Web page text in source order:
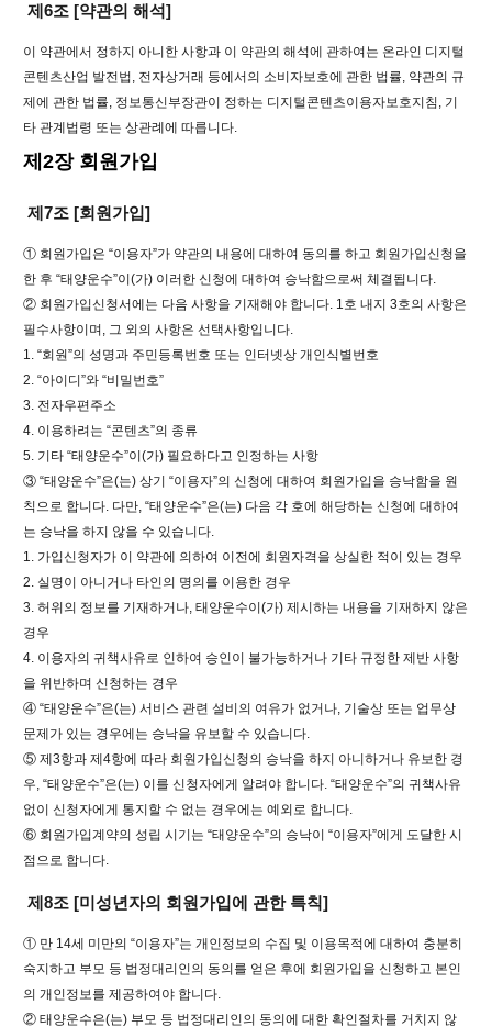
제6조 [약관의 해석]
이 약관에서 정하지 아니한 사항과 이 약관의 해석에 관하여는 온라인 디지털
콘텐츠산업 발전법, 전자상거래 등에서의 소비자보호에 관한 법률, 약관의 규
제에 관한 법률, 정보통신부장관이 정하는 디지털콘텐츠이용자보호지침, 기
타 관계법령 또는 상관례에 따릅니다.
제2장 회원가입
제7조 [회원가입]
① 회원가입은 “이용자”가 약관의 내용에 대하여 동의를 하고 회원가입신청을
한 후 “태양운수”이(가) 이러한 신청에 대하여 승낙함으로써 체결됩니다.
② 회원가입신청서에는 다음 사항을 기재해야 합니다. 1호 내지 3호의 사항은
필수사항이며, 그 외의 사항은 선택사항입니다.
1. “회원”의 성명과 주민등록번호 또는 인터넷상 개인식별번호
2. “아이디”와 “비밀번호”
3. 전자우편주소
4. 이용하려는 “콘텐츠”의 종류
5. 기타 “태양운수”이(가) 필요하다고 인정하는 사항
③ “태양운수”은(는) 상기 “이용자”의 신청에 대하여 회원가입을 승낙함을 원
칙으로 합니다. 다만, “태양운수”은(는) 다음 각 호에 해당하는 신청에 대하여
는 승낙을 하지 않을 수 있습니다.
1. 가입신청자가 이 약관에 의하여 이전에 회원자격을 상실한 적이 있는 경우
2. 실명이 아니거나 타인의 명의를 이용한 경우
3. 허위의 정보를 기재하거나, 태양운수이(가) 제시하는 내용을 기재하지 않은
경우
4. 이용자의 귀책사유로 인하여 승인이 불가능하거나 기타 규정한 제반 사항
을 위반하며 신청하는 경우
④ “태양운수”은(는) 서비스 관련 설비의 여유가 없거나, 기술상 또는 업무상
문제가 있는 경우에는 승낙을 유보할 수 있습니다.
⑤ 제3항과 제4항에 따라 회원가입신청의 승낙을 하지 아니하거나 유보한 경
우, “태양운수”은(는) 이를 신청자에게 알려야 합니다. “태양운수”의 귀책사유
없이 신청자에게 통지할 수 없는 경우에는 예외로 합니다.
⑥ 회원가입계약의 성립 시기는 “태양운수”의 승낙이 “이용자”에게 도달한 시
점으로 합니다.
제8조 [미성년자의 회원가입에 관한 특칙]
① 만 14세 미만의 “이용자”는 개인정보의 수집 및 이용목적에 대하여 충분히
숙지하고 부모 등 법정대리인의 동의를 얻은 후에 회원가입을 신청하고 본인
의 개인정보를 제공하여야 합니다.
② 태양운수은(는) 부모 등 법정대리인의 동의에 대한 확인절차를 거치지 않